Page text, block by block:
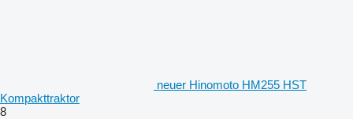
neuer Hinomoto HM255 HST
Kompakttraktor
8